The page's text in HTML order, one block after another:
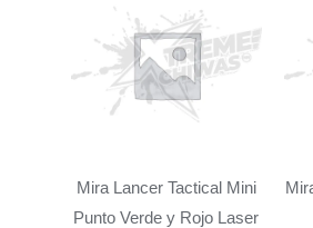
Mira Lancer Tactical Mini
Punto Verde y Rojo Laser